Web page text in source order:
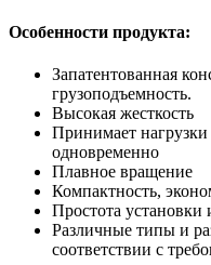
Особенности продукта:
Запатентованная
грузоподъемность.
Высокая жесткость
Принимает нагрузки
одновременно
Плавное вращение
Компактность,
Простота установки
Различные типы и
соответствии с